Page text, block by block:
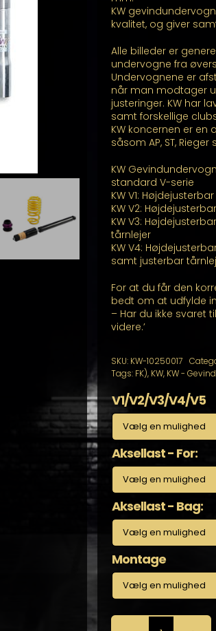
KW
kvalitet, og giver
Alle billeder er
undervogne fra
Undervognene er
når man modtager
justeringer. KW har
samt forskellige
KW koncernen er
såsom AP, ST, Rieger
KW
standard V-serie
KW V1:
KW V2:
KW V3:
tårnlejer
KW V4:
samt justerbar
For at du får den
bedt om at udfylde
– Har du ikke svaret
videre.’
SKU: KW-10250017
Tags: FK), KW, KW -
V1/V2/V3/V4/V5
Aksellast - For:
Aksellast - Bag:
Montage